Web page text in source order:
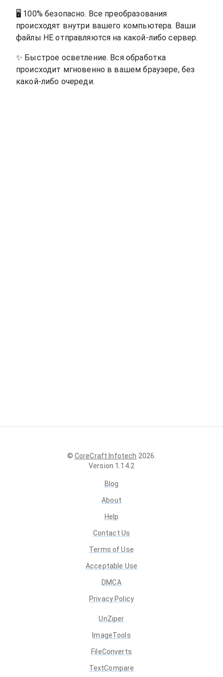
🖥 100% безопасно. Все преобразования
происходят внутри вашего компьютера. Ваши
файлы НЕ отправляются на какой-либо сервер.
✨ Быстрое осветление. Вся обработка
происходит мгновенно в вашем браузере, без
какой-либо очереди.
© CoreCraft Infotech 2026.
Version 1.14.2
Blog
About
Help
Contact Us
Terms of Use
Acceptable Use
DMCA
Privacy Policy
UnZiper
ImageTools
FileConverts
TextCompare